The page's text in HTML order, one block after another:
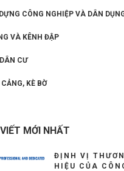
CÔNG NGHIỆP VÀ DÂN
VÀ KÊNH ĐẬP
CƯ
KÈ BỜ
MỚI NHẤT
ĐỊNH VỊ
HIỆU CỦA